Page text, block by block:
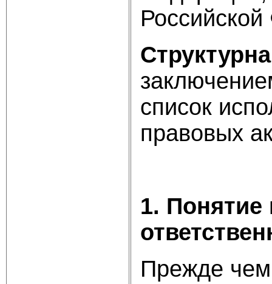
список
правовых
1. Понятие
Прежде чем